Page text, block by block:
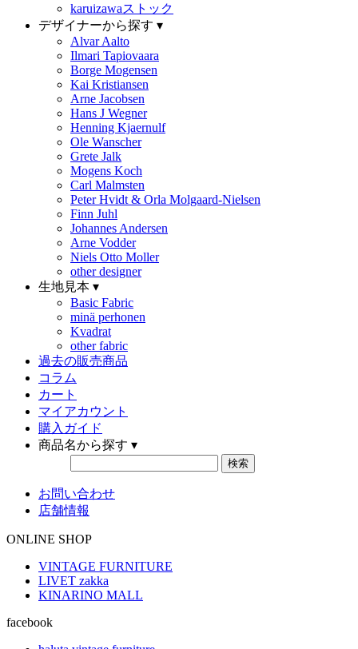
karuizawaストック
デザイナーから探す ▾
Alvar Aalto
Ilmari Tapiovaara
Borge Mogensen
Kai Kristiansen
Arne Jacobsen
Hans J Wegner
Henning Kjaernulf
Ole Wanscher
Grete Jalk
Mogens Koch
Carl Malmsten
Peter Hvidt & Orla Molgaard-Nielsen
Finn Juhl
Johannes Andersen
Arne Vodder
Niels Otto Moller
other designer
生地見本 ▾
Basic Fabric
minä perhonen
Kvadrat
other fabric
過去の販売商品
コラム
カート
マイアカウント
購入ガイド
商品名から探す ▾
お問い合わせ
店舗情報
ONLINE SHOP
VINTAGE FURNITURE
LIVET zakka
KINARINO MALL
facebook